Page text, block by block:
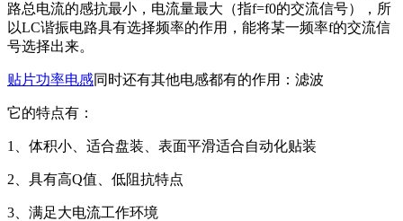
路总电流的感抗最小，电流量最大（指f=f0的交流信号），所
以LC谐振电路具有选择频率的作用，能将某一频率f的交流信
号选择出来。
贴片功率电感同时还有其他电感都有的作用：滤波
它的特点有：
1、体积小、适合盘装、表面平滑适合自动化贴装
2、具有高Q值、低阻抗特点
3、满足大电流工作环境